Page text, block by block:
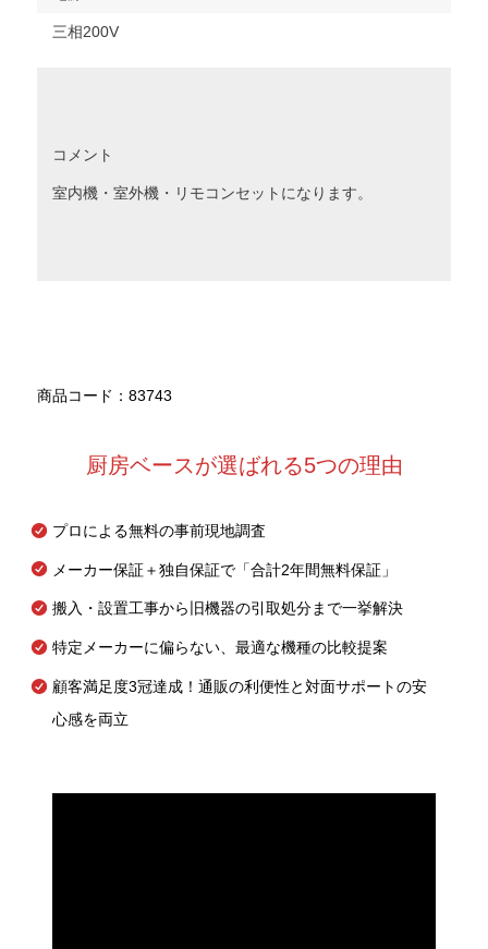
三相200V
コメント
室内機・室外機・リモコンセットになります。
商品コード：83743
厨房ベースが選ばれる5つの理由
プロによる無料の事前現地調査
メーカー保証＋独自保証で「合計2年間無料保証」
搬入・設置工事から旧機器の引取処分まで一挙解決
特定メーカーに偏らない、最適な機種の比較提案
顧客満足度3冠達成！通販の利便性と対面サポートの安
心感を両立